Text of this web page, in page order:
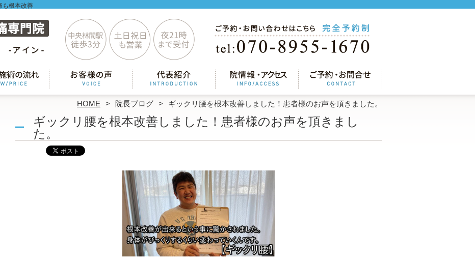
も根本改善
HOME 院長ブログ ギックリ腰を根本改善しました！患者様のお声を頂きました。
ギックリ腰を根本改善しました！患者様のお声を頂きまし
た。